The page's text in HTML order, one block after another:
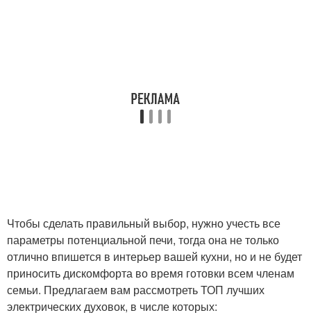
Чтобы сделать правильный выбор, нужно учесть все
параметры потенциальной печи, тогда она не только
отлично впишется в интерьер вашей кухни, но и не будет
приносить дискомфорта во время готовки всем членам
семьи. Предлагаем вам рассмотреть ТОП лучших
электрических духовок, в числе которых: